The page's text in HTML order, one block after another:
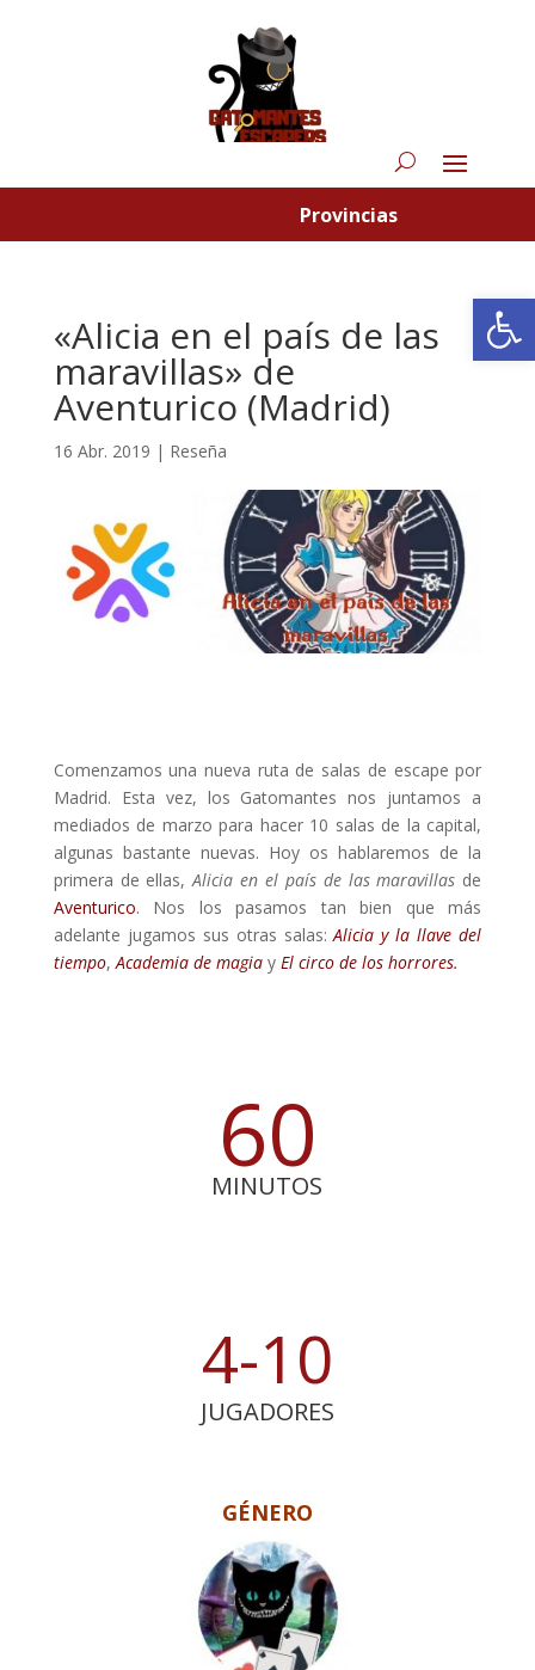
Provincias
«Alicia en el país de las
maravillas» de
Aventurico (Madrid)
16 Abr. 2019 | Reseña
Comenzamos una nueva ruta de salas de escape por
Madrid. Esta vez, los Gatomantes nos juntamos a
mediados de marzo para hacer 10 salas de la capital,
algunas bastante nuevas. Hoy os hablaremos de la
primera de ellas,Alicia en el país de las maravillas de
Aventurico. Nos los pasamos tan bien que más
adelante jugamos sus otras salas:Alicia y la llave del
tiempo, Academia de magiay El circo de los horrores.
60
MINUTOS
4-10
JUGADORES
GÉNERO